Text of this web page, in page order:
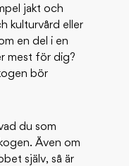
jakt och
kulturvård eller
en del i en
mest för dig?
bör
du som
Även om
själv, så är